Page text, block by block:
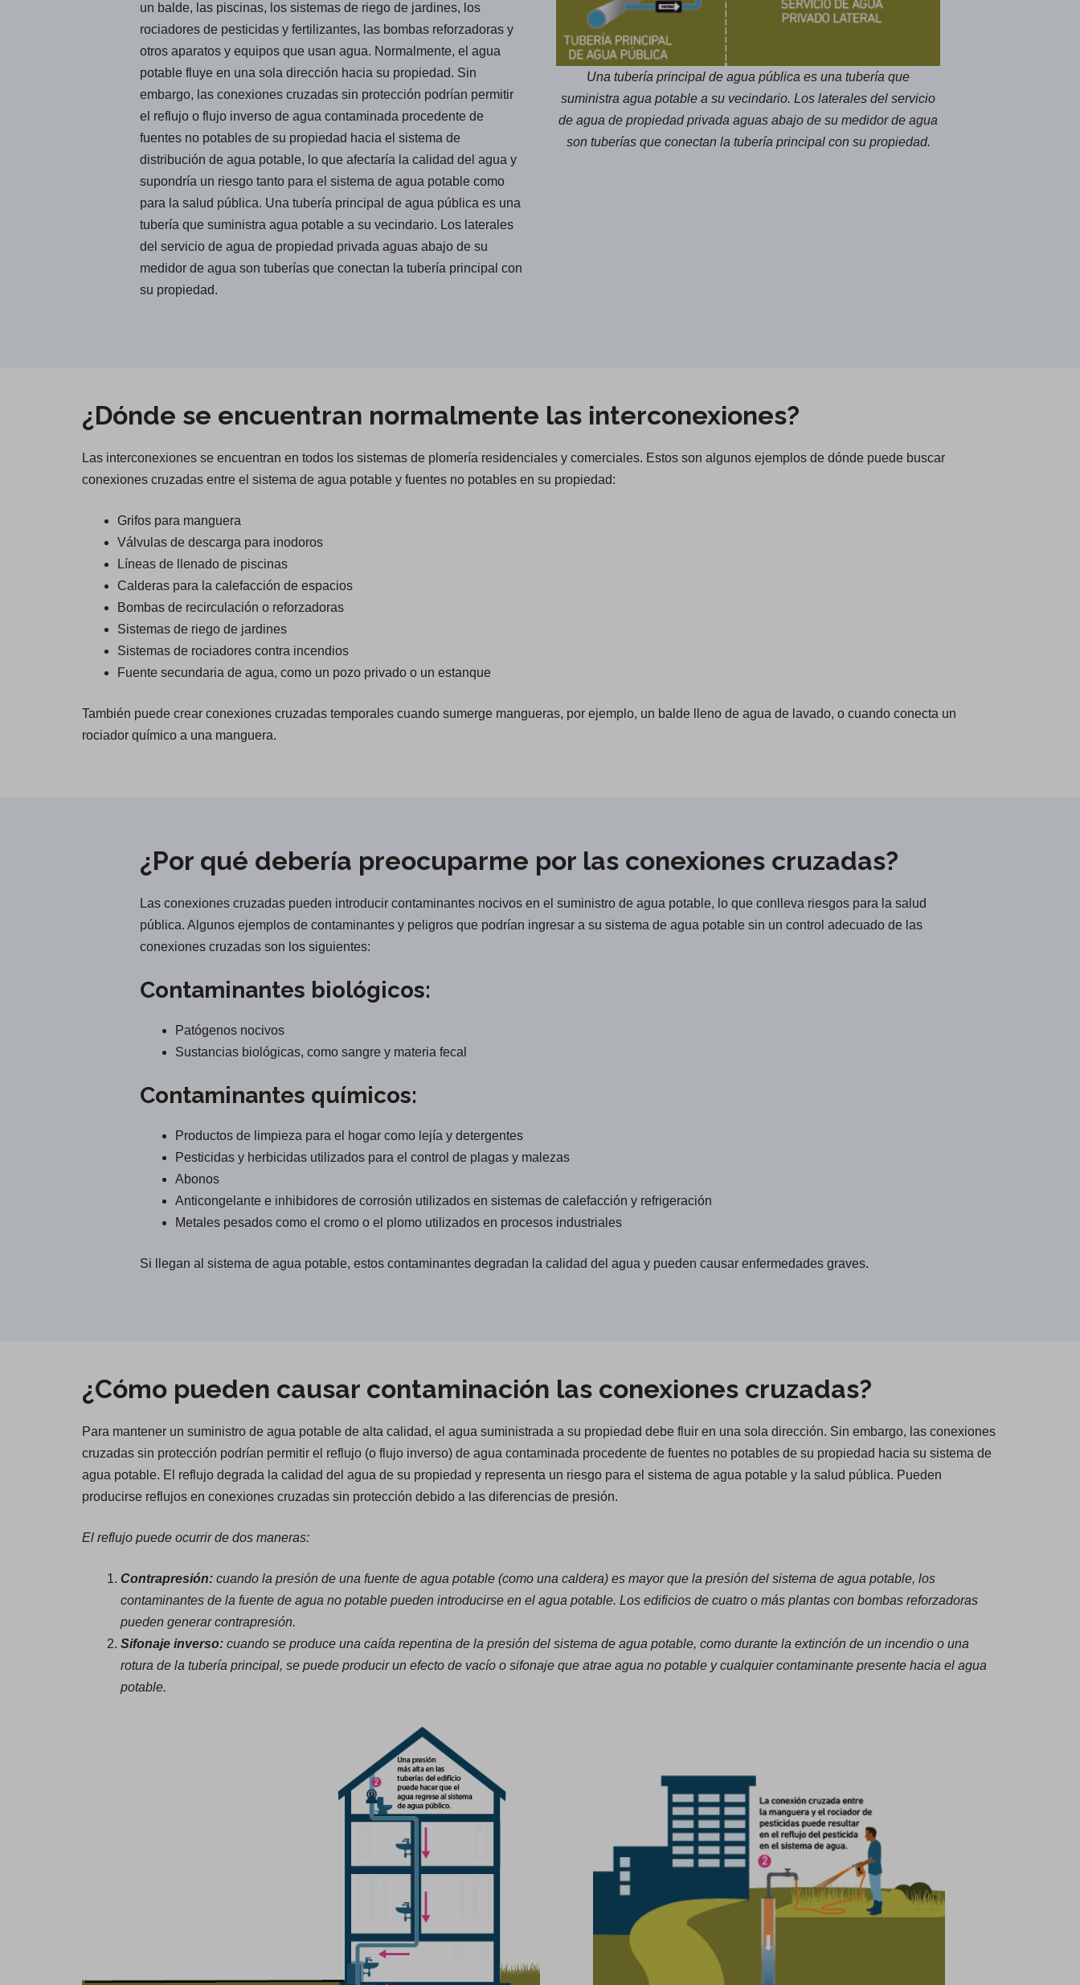
un balde, las piscinas, los sistemas de riego de jardines, los
rociadores de pesticidas y fertilizantes, las bombas reforzadoras y
otros aparatos y equipos que usan agua. Normalmente, el agua
potable fluye en una sola dirección hacia su propiedad. Sin
embargo, las conexiones cruzadas sin protección podrían permitir
el reflujo o flujo inverso de agua contaminada procedente de
fuentes no potables de su propiedad hacia el sistema de
distribución de agua potable, lo que afectaría la calidad del agua y
supondría un riesgo tanto para el sistema de agua potable como
para la salud pública. Una tubería principal de agua pública es una
tubería que suministra agua potable a su vecindario. Los laterales
del servicio de agua de propiedad privada aguas abajo de su
medidor de agua son tuberías que conectan la tubería principal con
su propiedad.
Una tubería principal de agua pública es una tubería que
suministra agua potable a su vecindario. Los laterales del servicio
de agua de propiedad privada aguas abajo de su medidor de agua
son tuberías que conectan la tubería principal con su propiedad.
¿Dónde se encuentran normalmente las interconexiones?
Las interconexiones se encuentran en todos los sistemas de plomería residenciales y comerciales. Estos son algunos ejemplos de dónde puede buscar
conexiones cruzadas entre el sistema de agua potable y fuentes no potables en su propiedad:
Grifos para manguera
Válvulas de descarga para inodoros
Líneas de llenado de piscinas
Calderas para la calefacción de espacios
Bombas de recirculación o reforzadoras
Sistemas de riego de jardines
Sistemas de rociadores contra incendios
Fuente secundaria de agua, como un pozo privado o un estanque
También puede crear conexiones cruzadas temporales cuando sumerge mangueras, por ejemplo, un balde lleno de agua de lavado, o cuando conecta un
rociador químico a una manguera.
¿Por qué debería preocuparme por las conexiones cruzadas?
Las conexiones cruzadas pueden introducir contaminantes nocivos en el suministro de agua potable, lo que conlleva riesgos para la salud
pública. Algunos ejemplos de contaminantes y peligros que podrían ingresar a su sistema de agua potable sin un control adecuado de las
conexiones cruzadas son los siguientes:
Contaminantes biológicos:
Patógenos nocivos
Sustancias biológicas, como sangre y materia fecal
Contaminantes químicos:
Productos de limpieza para el hogar como lejía y detergentes
Pesticidas y herbicidas utilizados para el control de plagas y malezas
Abonos
Anticongelante e inhibidores de corrosión utilizados en sistemas de calefacción y refrigeración
Metales pesados como el cromo o el plomo utilizados en procesos industriales
Si llegan al sistema de agua potable, estos contaminantes degradan la calidad del agua y pueden causar enfermedades graves.
¿Cómo pueden causar contaminación las conexiones cruzadas?
Para mantener un suministro de agua potable de alta calidad, el agua suministrada a su propiedad debe fluir en una sola dirección. Sin embargo, las conexiones
cruzadas sin protección podrían permitir el reflujo (o flujo inverso) de agua contaminada procedente de fuentes no potables de su propiedad hacia su sistema de
agua potable. El reflujo degrada la calidad del agua de su propiedad y representa un riesgo para el sistema de agua potable y la salud pública. Pueden
producirse reflujos en conexiones cruzadas sin protección debido a las diferencias de presión.
El reflujo puede ocurrir de dos maneras:
Contrapresión: cuando la presión de una fuente de agua potable (como una caldera) es mayor que la presión del sistema de agua potable, los
contaminantes de la fuente de agua no potable pueden introducirse en el agua potable. Los edificios de cuatro o más plantas con bombas reforzadoras
pueden generar contrapresión.
Sifonaje inverso: cuando se produce una caída repentina de la presión del sistema de agua potable, como durante la extinción de un incendio o una
rotura de la tubería principal, se puede producir un efecto de vacío o sifonaje que atrae agua no potable y cualquier contaminante presente hacia el agua
potable.